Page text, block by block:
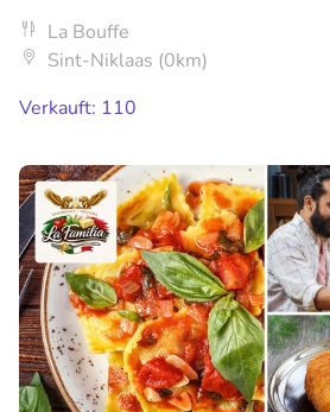
La Bouffe
Sint-Niklaas (0km)
Verkauft: 110